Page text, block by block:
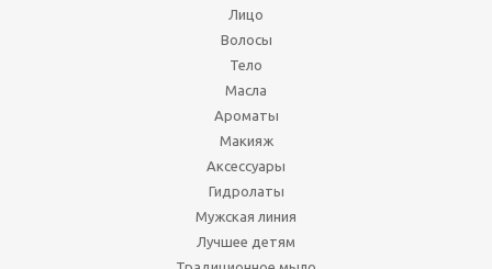
Лицо
Волосы
Тело
Масла
Ароматы
Макияж
Аксессуары
Гидролаты
Мужская линия
Лучшее детям